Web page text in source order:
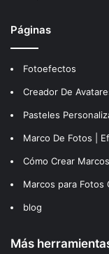
Páginas
Fotoefectos
Creador De
Pasteles
Marco De Fotos |
Cómo Crear
Marcos para Fotos
blog
Más